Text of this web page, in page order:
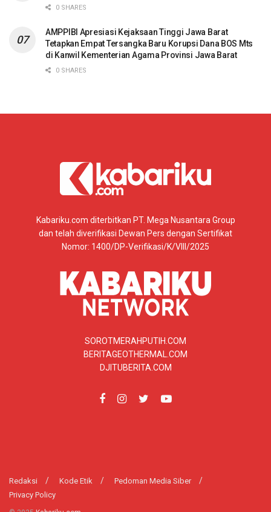
0 SHARES
AMPPIBI Apresiasi Kejaksaan Tinggi Jawa Barat
Tetapkan Empat Tersangka Baru Korupsi Dana BOS Mts
di Kanwil Kementerian Agama Provinsi Jawa Barat
0 SHARES
Kabariku.com diterbitkan PT. Mega Nusantara Group
dan telah diverifikasi Dewan Pers dengan Sertifikat
Nomor: 1400/DP-Verifikasi/K/VIII/2025
SOROTMERAHPUTIH.COM
BERITAGEOTHERMAL.COM
DJITUBERITA.COM
Redaksi Kode Etik
Pedoman Media Siber
Privacy Policy